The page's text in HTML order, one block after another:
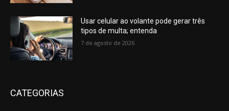
Usar celular ao volante pode gerar três
tipos de multa; entenda
7 de agosto de 2026
CATEGORIAS